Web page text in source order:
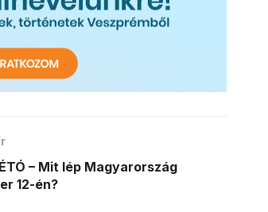
– Mit lép Magyarország
12-én?